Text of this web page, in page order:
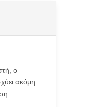
ο
ακόμη